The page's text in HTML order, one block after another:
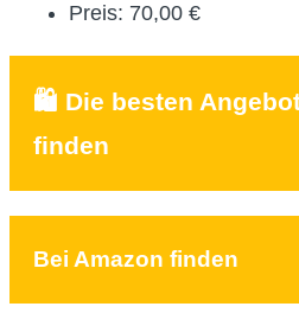
Preis: 70,00 €
🛍️ Die besten
finden
Bei Amazon finden